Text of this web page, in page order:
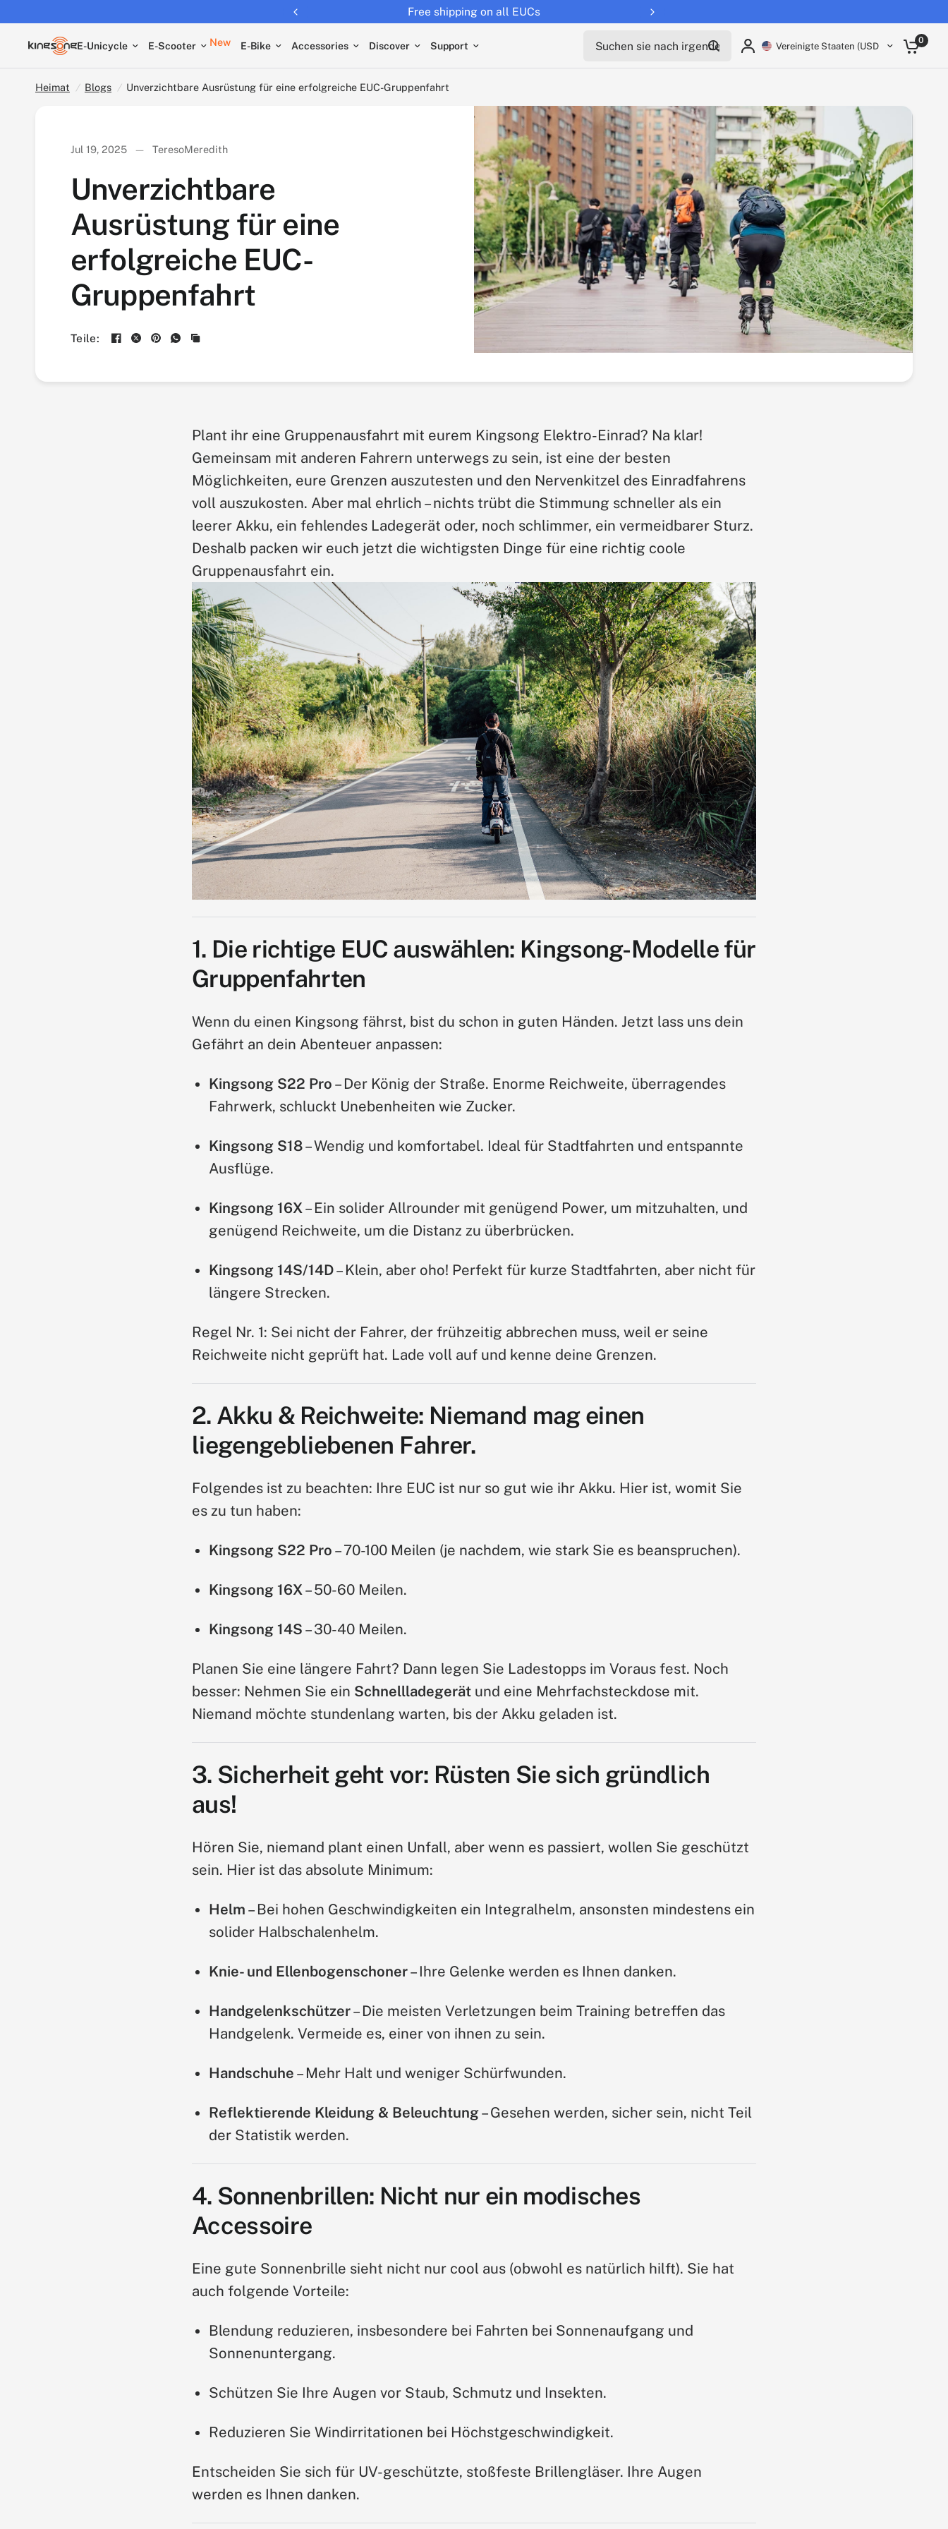
Returns extended to 30 days
E-Unicycle E-Scooter New E-Bike Accessories Discover Support Vereinigte Staaten (USD $) 0
Heimat / Blogs / Unverzichtbare Ausrüstung für eine erfolgreiche EUC-Gruppenfahrt
Unverzichtbare Ausrüstung für eine erfolgreiche EUC-Gruppenfahrt Teile:
Jul 19, 2025 TeresoMeredith
Unverzichtbare
Ausrüstung für eine
erfolgreiche EUC-
Gruppenfahrt
Teile:
Plant ihr eine Gruppenausfahrt mit eurem Kingsong Elektro-Einrad? Na klar!
Gemeinsam mit anderen Fahrern unterwegs zu sein, ist eine der besten
Möglichkeiten, eure Grenzen auszutesten und den Nervenkitzel des Einradfahrens
voll auszukosten. Aber mal ehrlich – nichts trübt die Stimmung schneller als ein
leerer Akku, ein fehlendes Ladegerät oder, noch schlimmer, ein vermeidbarer Sturz.
Deshalb packen wir euch jetzt die wichtigsten Dinge für eine richtig coole
Gruppenausfahrt ein.
1. Die richtige EUC auswählen: Kingsong-Modelle für
Gruppenfahrten
Wenn du einen Kingsong fährst, bist du schon in guten Händen. Jetzt lass uns dein
Gefährt an dein Abenteuer anpassen:
Kingsong S22 Pro – Der König der Straße. Enorme Reichweite, überragendes
Fahrwerk, schluckt Unebenheiten wie Zucker.
Kingsong S18– Wendig und komfortabel. Ideal für Stadtfahrten und entspannte
Ausflüge.
Kingsong 16X – Ein solider Allrounder mit genügend Power, um mitzuhalten, und
genügend Reichweite, um die Distanz zu überbrücken.
Kingsong 14S/14D– Klein, aber oho! Perfekt für kurze Stadtfahrten, aber nicht für
längere Strecken.
Regel Nr. 1: Sei nicht der Fahrer, der frühzeitig abbrechen muss, weil er seine
Reichweite nicht geprüft hat. Lade voll auf und kenne deine Grenzen.
2. Akku & Reichweite: Niemand mag einen
liegengebliebenen Fahrer.
Folgendes ist zu beachten: Ihre EUC ist nur so gut wie ihr Akku. Hier ist, womit Sie
es zu tun haben:
Kingsong S22 Pro – 70-100 Meilen (je nachdem, wie stark Sie es beanspruchen).
Kingsong 16X – 50-60 Meilen.
Kingsong 14S – 30-40 Meilen.
Planen Sie eine längere Fahrt? Dann legen Sie Ladestopps im Voraus fest. Noch
besser: Nehmen Sie ein Schnellladegerät und eine Mehrfachsteckdose mit.
Niemand möchte stundenlang warten, bis der Akku geladen ist.
3. Sicherheit geht vor: Rüsten Sie sich gründlich
aus!
Hören Sie, niemand plant einen Unfall, aber wenn es passiert, wollen Sie geschützt
sein. Hier ist das absolute Minimum:
Helm – Bei hohen Geschwindigkeiten ein Integralhelm, ansonsten mindestens ein
solider Halbschalenhelm.
Knie- und Ellenbogenschoner– Ihre Gelenke werden es Ihnen danken.
Handgelenkschützer– Die meisten Verletzungen beim Training betreffen das
Handgelenk. Vermeide es, einer von ihnen zu sein.
Handschuhe – Mehr Halt und weniger Schürfwunden.
Reflektierende Kleidung & Beleuchtung– Gesehen werden, sicher sein, nicht Teil
der Statistik werden.
4. Sonnenbrillen: Nicht nur ein modisches
Accessoire
Eine gute Sonnenbrille sieht nicht nur cool aus (obwohl es natürlich hilft). Sie hat
auch folgende Vorteile:
Blendung reduzieren, insbesondere bei Fahrten bei Sonnenaufgang und
Sonnenuntergang.
Schützen Sie Ihre Augen vor Staub, Schmutz und Insekten.
Reduzieren Sie Windirritationen bei Höchstgeschwindigkeit.
Entscheiden Sie sich für UV-geschützte, stoßfeste Brillengläser. Ihre Augen
werden es Ihnen danken.